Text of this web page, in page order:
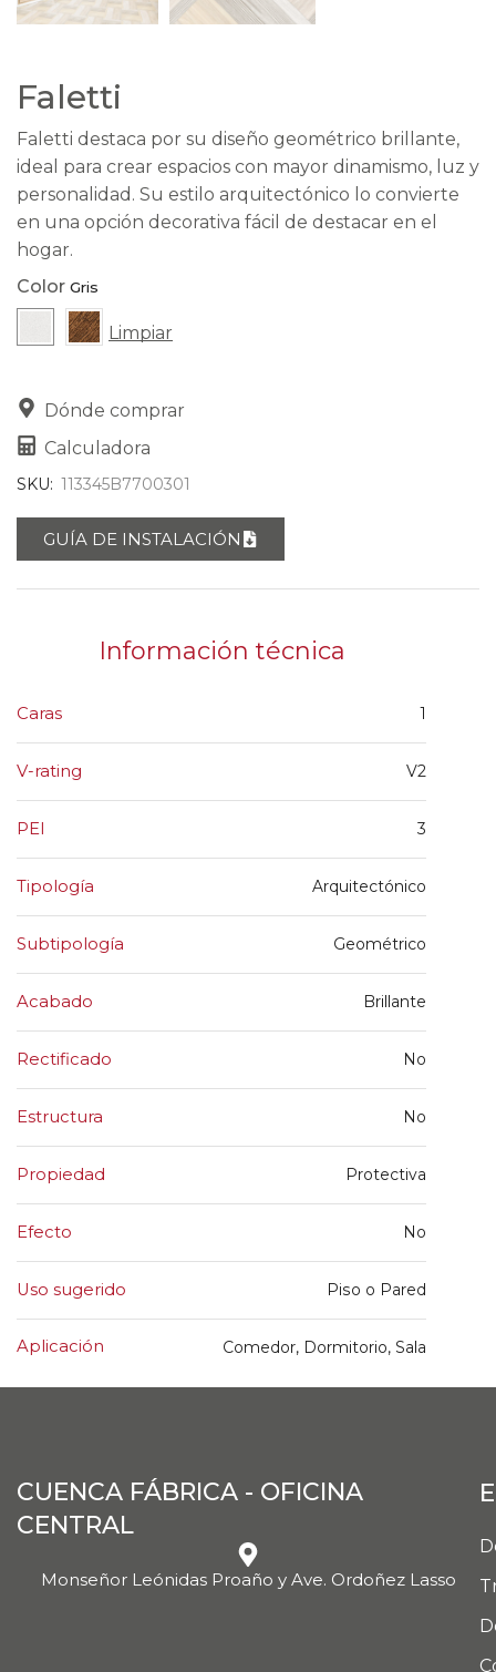
Faletti
Faletti destaca por su diseño geométrico brillante,
ideal para crear espacios con mayor dinamismo, luz y
personalidad. Su estilo arquitectónico lo convierte
en una opción decorativa fácil de destacar en el
hogar.
Color
Limpiar
Dónde comprar
Calculadora
SKU: 113345B7700301
GUÍA DE INSTALACIÓN
Información técnica
Caras 1
V-rating V2
PEI 3
Tipología Arquitectónico
Subtipología Geométrico
Acabado Brillante
Rectificado No
Estructura No
Propiedad Protectiva
Efecto No
Uso sugerido Piso o Pared
Aplicación Comedor, Dormitorio, Sala
CUENCA FÁBRICA - OFICINA
CENTRAL
Monseñor Leónidas Proaño y Ave. Ordoñez Lasso